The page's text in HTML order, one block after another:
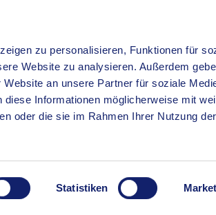
zu personalisieren, Funktionen für
Website zu analysieren. Außerdem
an unsere Partner für soziale
Informationen möglicherweise mit
oder die sie im Rahmen Ihrer Nutzung
Statistiken
WIRTSCHAFT